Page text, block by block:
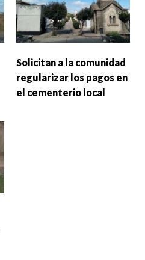
Solicitan a la comunidad
regularizar los pagos en
el cementerio local